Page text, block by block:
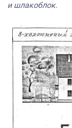
и шлакоблок.